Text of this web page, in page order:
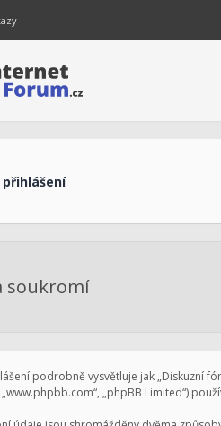
přihlášení
soukromí
podrobně vysvětluje jak „Diskuzní
„www.phpbb.com“, „phpBB Limited“)